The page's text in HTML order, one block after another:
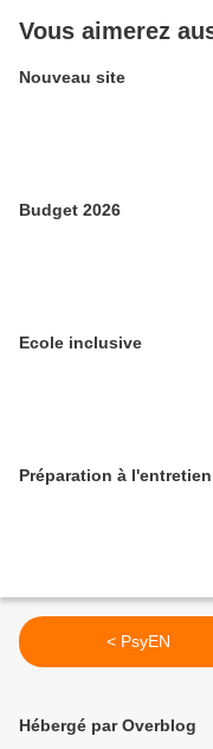
Vous aimerez
Nouveau site
Budget 2026
Ecole inclusive
Préparation à
< PsyEN
Hébergé par Overblog